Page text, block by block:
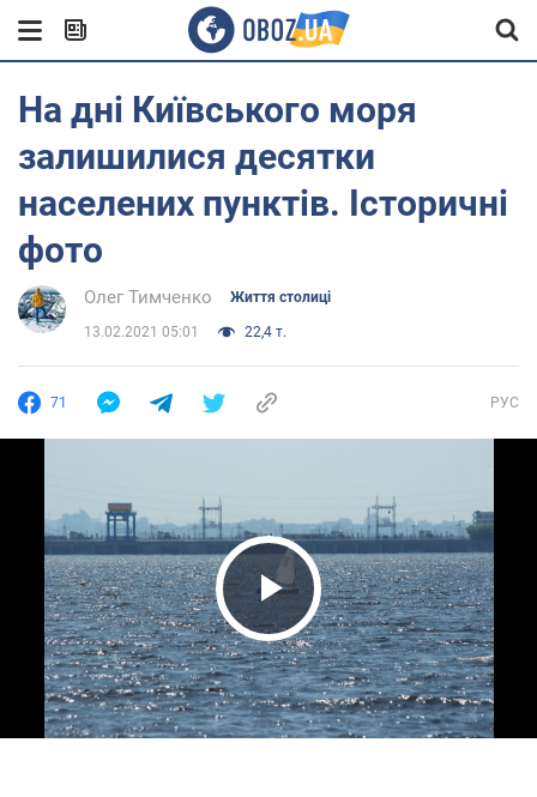
На дні Київського моря
залишилися десятки
населених пунктів. Історичні
фото
Олег Тимченко Життя столиці
13.02.2021 05:01 22,4 т.
71 РУС
Play Video